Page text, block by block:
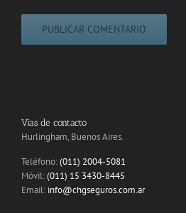
Vías de contacto
Hurlingham, Buenos Aires.
Teléfono:(011) 2004-5081
Móvil:(011) 15 3430-8445
Email: info@chgseguros.com.ar